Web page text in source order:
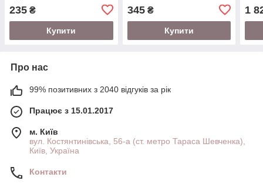
235 ₴
Купити
345₴
Купити
1
Про нас
99% позитивних з 2040 відгуків за рік
Працює з 15.01.2017
м. Київ
вул. Костянтинівська, 56-а (ст. метро Тараса Шевченка),
Київ, Україна
Контакти